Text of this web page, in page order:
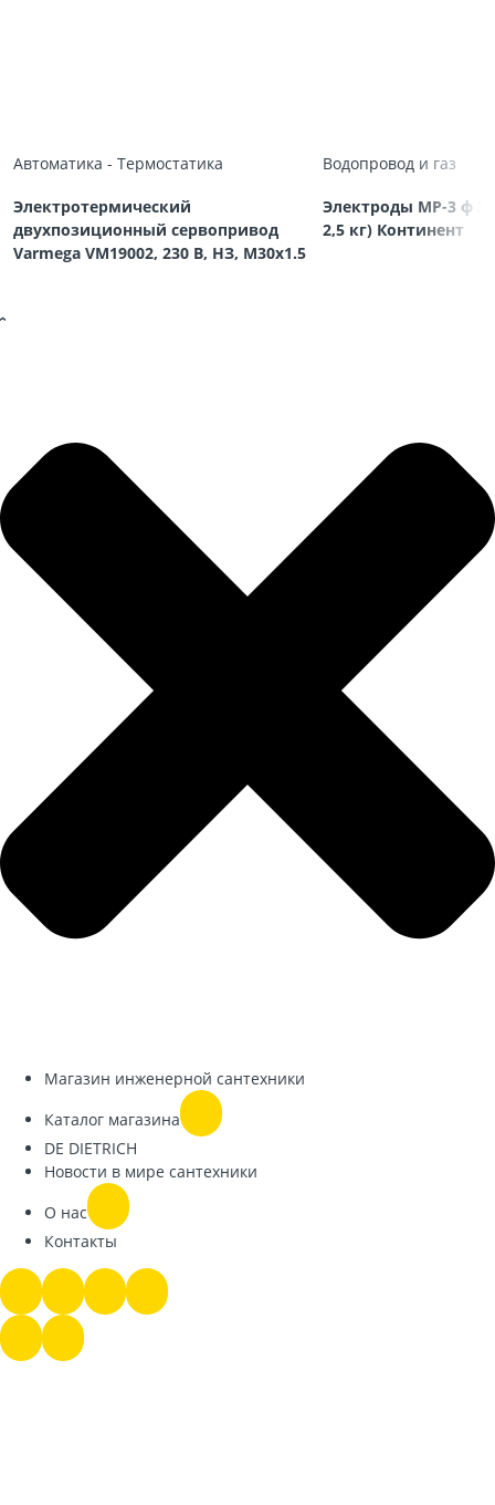
Автоматика - Термостатика
Электротермический
двухпозиционный сервопривод
Varmega VM19002, 230 В, НЗ, M30х1.5
Водопровод и газ
Электроды МР-3 ф
2,5 кг) Континент
Магазин инженерной сантехники
Каталог магазина
DE DIETRICH
Новости в мире сантехники
О нас
Контакты